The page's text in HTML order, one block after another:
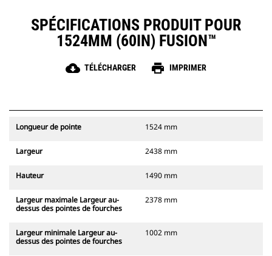
SPÉCIFICATIONS PRODUIT POUR
1524MM (60IN) FUSION™
cloud_download TÉLÉCHARGER print IMPRIMER
Longueur de pointe 1524 mm
Largeur 2438 mm
Hauteur 1490 mm
Largeur maximale Largeur au-
dessus des pointes de fourches
2378 mm
Largeur minimale Largeur au-
dessus des pointes de fourches
1002 mm